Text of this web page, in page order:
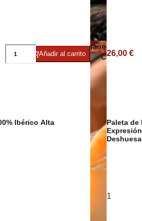
Cavas y
y jamón ecológicos
Quesos veganos
Conservas
Añadir al carrito 26,00 €
Ibérico Alta
Paleta de
1